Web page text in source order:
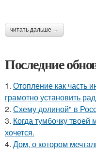
читать дальше →
Последние
1. Отопление как часть
грамотно установить
2. Схему долиной" в
3. Когда тумбочку
хочется.
4. Дом, о котором